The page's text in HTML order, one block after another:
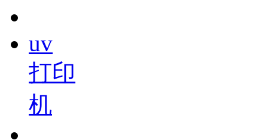
uv
打印
机